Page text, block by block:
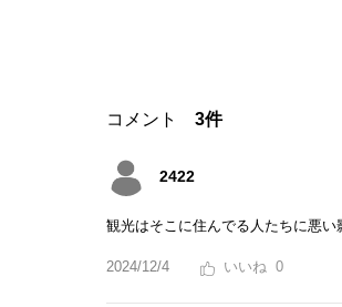
コメント 3件
2422
観光はそこに住んでる人たちに悪い
2024/12/4 0